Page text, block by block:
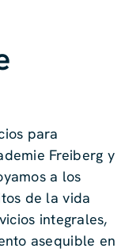
para
Freiberg y
a los
de la vida
integrales,
asequible en